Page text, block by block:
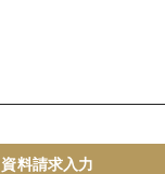
資料請求入力